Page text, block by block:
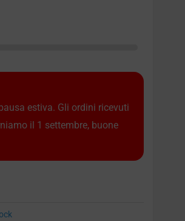
estiva. Gli ordini ricevuti
il 1 settembre, buone